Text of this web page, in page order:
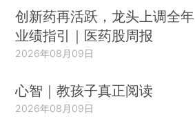
创新药再活跃，龙头上调全年
业绩指引｜医药股周报
2026年08月09日
心智｜教孩子真正阅读
2026年08月09日